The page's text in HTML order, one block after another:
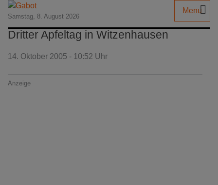
Samstag, 8. August 2026
Menu
Dritter Apfeltag in Witzenhausen
14. Oktober 2005 - 10:52 Uhr
Anzeige